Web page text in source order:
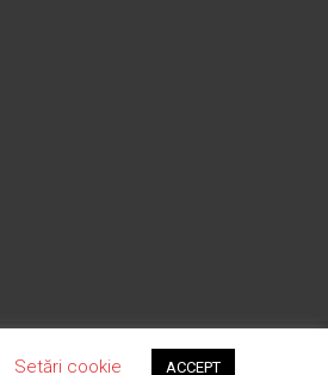
Setări cookie ACCEPT